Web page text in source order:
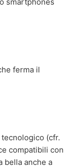
smartphones
ferma il
(cfr.
compatibili con
bella anche a